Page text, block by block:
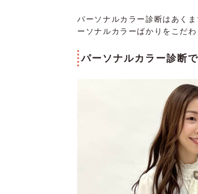
パーソナルカラー診断はあくま
ーソナルカラーばかりをこだ
パーソナルカラー診断